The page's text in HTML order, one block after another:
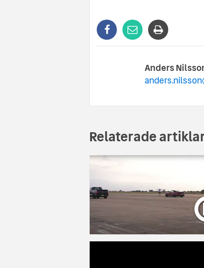
Anders
Relaterade